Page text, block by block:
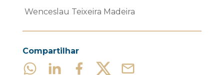
Wenceslau Teixeira Madeira
Compartilhar